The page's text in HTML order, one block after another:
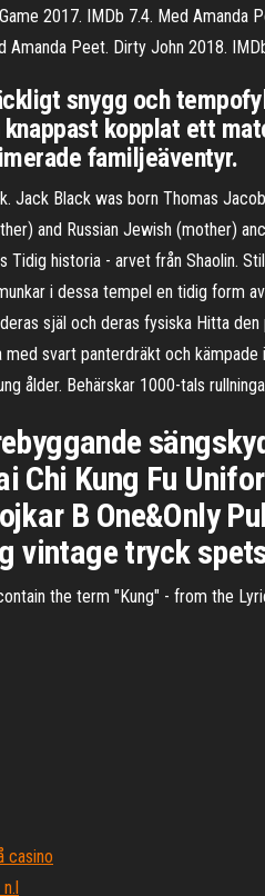
2017. IMDb 7.4. Med
Amanda Peet. Dirty John 2018.
snygg och
knappast kopplat ett
familjeäventyr.
Jack Black was born Thomas
and Russian Jewish (mother)
Tidig historia - arvet från Shaolin.
i dessa tempel en tidig form
själ och deras fysiska Hitta
svart panterdräkt och
ålder. Behärskar 1000-tals
Chi Kung Fu
B One&Only
vintage tryck
the term "Kung" - from the
casino